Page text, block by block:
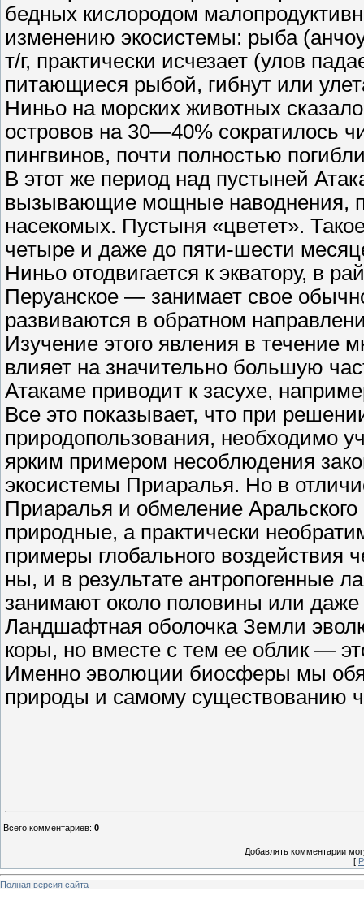
бедных кислородом
изменению экосистемы: рыба
т/г, практически исчезает (улов
питающиеся рыбой, гибнут или
Ниньо на морских животных
островов на 30—40% сократилось
пингвинов, почти полностью
В этот же период над пустыней
вызывающие мощные наводнения,
насекомых. Пустыня «цветет».
четыре и даже до пяти-шести
Ниньо отодвигается к экватору, в
Перуанское — занимает свое
развиваются в обратном
Изучение этого явления в течение
влияет на значительно большую
Атакаме приводит к засухе,
Все это показывает, что при
природопользования, необходимо
ярким примером несоблюдения
экосистемы Приаралья. Но в
Приаралья и обмеление
природные, а практически
примеры глобального воздействия
ны, и в результате
занимают около половины или
Ландшафтная оболочка Земли
коры, но вместе с тем ее облик —
Именно эволюции биосферы мы
природы и самому существованию
Всего комментариев: 0
Добавлять комментарии
[
Полная версия сайта